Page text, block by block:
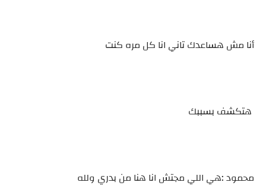
أنا مش هساعدك تاني انا كل مره كنت
هتكشف بسببك
محمود :هي اللي مجتش انا هنا من بدري ولله